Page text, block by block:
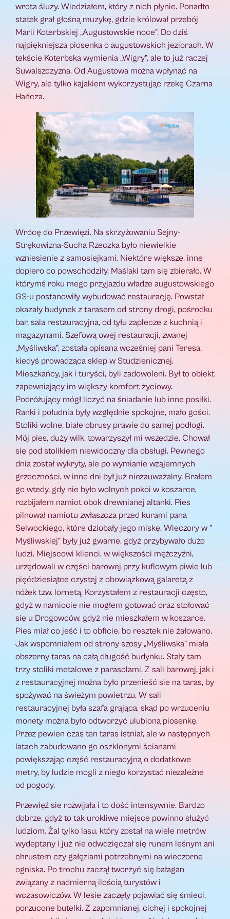
wrota śluzy. Wiedziałem, który z nich płynie. Ponadto
statek grał głośną muzykę, gdzie królował przebój
Marii Koterbskiej „Augustowskie noce”. Do dziś
najpiękniejsza piosenka o augustowskich jeziorach. W
tekście Koterbska wymienia „Wigry”, ale to już raczej
Suwalszczyzna. Od Augustowa można wpłynąć na
Wigry, ale tylko kajakiem wykorzystując rzekę Czarna
Hańcza.
Wrócę do Przewięzi. Na skrzyżowaniu Sejny-
Strękowizna-Sucha Rzeczka było niewielkie
wzniesienie z samosiejkami. Niektóre większe, inne
dopiero co powschodziły. Maślaki tam się zbierało. W
którymś roku mego przyjazdu władze augustowskiego
GS-u postanowiły wybudować restaurację. Powstał
okazały budynek z tarasem od strony drogi, pośrodku
bar, sala restauracyjna, od tyłu zaplecze z kuchnią i
magazynami. Szefową owej restauracji, zwanej
„Myśliwska”, została opisana wcześniej pani Teresa,
kiedyś prowadząca sklep w Studzienicznej.
Mieszkańcy, jak i turyści, byli zadowoleni. Był to obiekt
zapewniający im większy komfort życiowy.
Podróżujący mógł liczyć na śniadanie lub inne posiłki.
Ranki i południa były względnie spokojne, mało gości.
Stoliki wolne, białe obrusy prawie do samej podłogi.
Mój pies, duży wilk, towarzyszył mi wszędzie. Chował
się pod stolikiem niewidoczny dla obsługi. Pewnego
dnia został wykryty, ale po wymianie wzajemnych
grzeczności, w inne dni był już niezauważalny. Brałem
go wtedy, gdy nie było wolnych pokoi w koszarce,
rozbijałem namiot obok drewnianej altanki. Pies
pilnował namiotu zwłaszcza przed kurami pana
Selwockiego, które dziobały jego miskę. Wieczory w ”
Myśliwskiej” były już gwarne, gdyż przybywało dużo
ludzi. Miejscowi klienci, w większości mężczyźni,
urzędowali w części barowej przy kuflowym piwie lub
pięćdziesiątce czystej z obowiązkową galaretą z
nóżek tzw. lornetą. Korzystałem z restauracji często,
gdyż w namiocie nie mogłem gotować oraz stołować
się u Drogowców, gdyż nie mieszkałem w koszarce.
Pies miał co jeść i to obficie, bo resztek nie żałowano.
Jak wspomniałem od strony szosy „Myśliwska” miała
obszerny taras na całą długość budynku. Stały tam
trzy stoliki metalowe z parasolami. Z sali barowej, jak i
z restauracyjnej można było przenieść sie na taras, by
spożywać na świeżym powietrzu. W sali
restauracyjnej była szafa grająca, skąd po wrzuceniu
monety można było odtworzyć ulubioną piosenkę.
Przez pewien czas ten taras istniał, ale w następnych
latach zabudowano go oszklonymi ścianami
powiększając część restauracyjną o dodatkowe
metry, by ludzie mogli z niego korzystać niezależne
od pogody.
Przewięź sie rozwijała i to dość intensywnie. Bardzo
dobrze, gdyż to tak urokliwe miejsce powinno służyć
ludziom. Żal tylko lasu, który został na wiele metrów
wydeptany i już nie odwdzięczał się runem leśnym ani
chrustem czy gałęziami potrzebnymi na wieczorne
ogniska. Po trochu zaczął tworzyć się bałagan
związany z nadmierną ilością turystów i
wczasowiczów. W lesie zaczęły pojawiać się śmieci,
porzucone butelki. Z zapomnianej, cichej i spokojnej